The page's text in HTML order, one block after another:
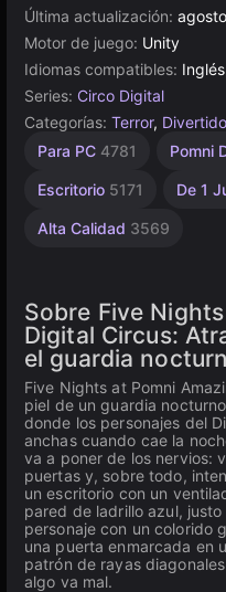
Última actualización:
Motor de juego: Unity
Idiomas compatibles: Inglés
Series: Circo Digital
Categorías: Terror,
Para PC 4781 Pomni
Escritorio 5171 De 1
Alta Calidad 3569
Rusos
Píxeles
Browser
Unity
línea
Sobre Five
Digital Circus:
el guardia
Five Nights at Pomni
piel de un guardia
donde los personajes del
anchas cuando cae la
va a poner de los nervios:
puertas y, sobre todo,
un escritorio con un
pared de ladrillo azul,
personaje con un colorido
una puerta enmarcada en
patrón de rayas
algo va mal.